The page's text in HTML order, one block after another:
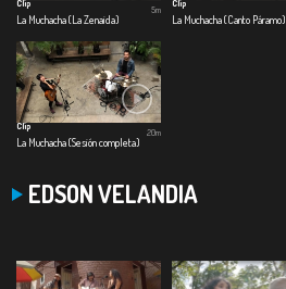
Clip
La Muchacha (La Zenaida)
5m
Clip
La Muchacha (Canto Páramo)
Clip
La Muchacha (Sesión completa)
20m
EDSON VELANDIA